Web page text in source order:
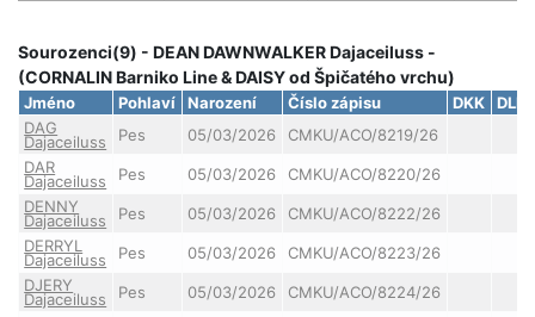
Sourozenci(9) - DEAN DAWNWALKER Dajaceiluss -
(CORNALIN Barniko Line & DAISY od Špičatého vrchu)
Jméno Pohlaví Narození Číslo zápisu DKK
DLK
DAG
Dajaceiluss Pes 05/03/2026
CMKU/ACO/8219/26
DAR
Dajaceiluss Pes 05/03/2026
CMKU/ACO/8220/26
DENNY
Dajaceiluss Pes 05/03/2026
CMKU/ACO/8222/26
DERRYL
Dajaceiluss Pes 05/03/2026
CMKU/ACO/8223/26
DJERY
Dajaceiluss Pes 05/03/2026
CMKU/ACO/8224/26